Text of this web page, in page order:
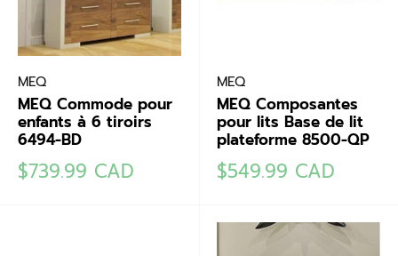
MEQ
MEQ Commode pour
enfants à 6 tiroirs
6494-BD
Prix
réduit
$739.99 CAD
MEQ
MEQ Composantes
pour lits Base de lit
plateforme 8500-QP
Prix
réduit
$549.99 CAD